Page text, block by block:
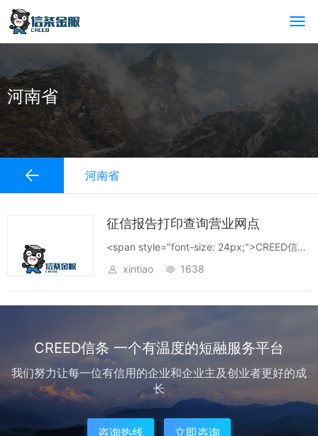
河南省
河南省
征信报告打印查询营业网点
<span style="font-size: 24px;">CREED信条
金融资产+赋能银企，助力中小微</span>
xintiao 1638
CREED信条 一个有温度的短融服务平台
我们努力让每一位有信用的企业和企业主及创业者更好的成
长
咨询热线 立即咨询